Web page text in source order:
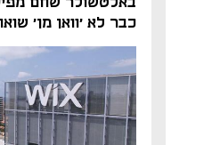
כבר לא 'וואן מן'